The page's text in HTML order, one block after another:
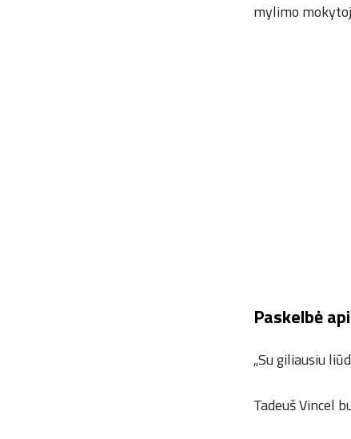
mylimo
Paskelbė
„Su giliausiu
Tadeuš Vincel